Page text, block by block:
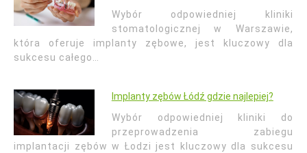
Wybór odpowiedniej kliniki
stomatologicznej w Warszawie,
która oferuje implanty zębowe, jest kluczowy dla
sukcesu całego…
Implanty zębów Łódź gdzie najlepiej?
Wybór odpowiedniej kliniki do
przeprowadzenia zabiegu
implantacji zębów w Łodzi jest kluczowy dla sukcesu